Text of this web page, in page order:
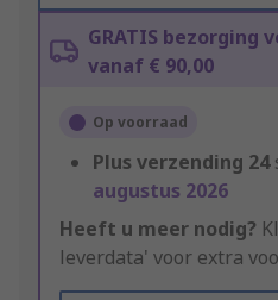
GRATIS bezorging
vanaf € 90,00
Op voorraad
Plus verzending 24
augustus 2026
Heeft u meer nodig?
leverdata' voor extra